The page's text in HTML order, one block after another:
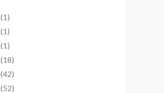
(1)
(1)
(1)
(18)
(42)
(52)